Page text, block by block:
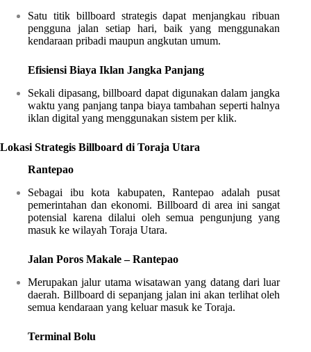
Satu titik billboard strategis dapat menjangkau ribuan
pengguna jalan setiap hari, baik yang menggunakan
kendaraan pribadi maupun angkutan umum.
Efisiensi Biaya Iklan Jangka Panjang
Sekali dipasang, billboard dapat digunakan dalam jangka
waktu yang panjang tanpa biaya tambahan seperti halnya
iklan digital yang menggunakan sistem per klik.
Lokasi Strategis Billboard di Toraja Utara
Rantepao
Sebagai ibu kota kabupaten, Rantepao adalah pusat
pemerintahan dan ekonomi. Billboard di area ini sangat
potensial karena dilalui oleh semua pengunjung yang
masuk ke wilayah Toraja Utara.
Jalan Poros Makale – Rantepao
Merupakan jalur utama wisatawan yang datang dari luar
daerah. Billboard di sepanjang jalan ini akan terlihat oleh
semua kendaraan yang keluar masuk ke Toraja.
Terminal Bolu